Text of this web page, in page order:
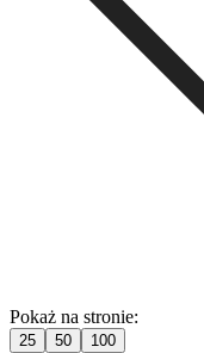
Pokaż na stronie:
25 50 100